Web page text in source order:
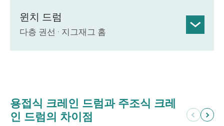
윈치 드럼
다층 권선 · 지그재그 홈
주며, 장거리 인양 작업 시 최대 14겹까지
감을 수 있도록 설계되었습니다.
용접식 크레인 드럼과 주조식 크레
인 드럼의 차이점